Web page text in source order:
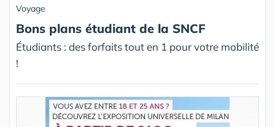
Voyage
Bons plans étudiant de la SNCF
Étudiants : des forfaits tout en 1 pour votre mobilité
!